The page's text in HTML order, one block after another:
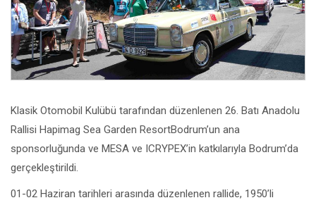
Klasik Otomobil Kulübü tarafından düzenlenen 26. Batı Anadolu
Rallisi Hapimag Sea Garden ResortBodrum’un ana
sponsorluğunda ve MESA ve ICRYPEX’in katkılarıyla Bodrum’da
gerçekleştirildi.
01-02 Haziran tarihleri arasında düzenlenen rallide, 1950’li